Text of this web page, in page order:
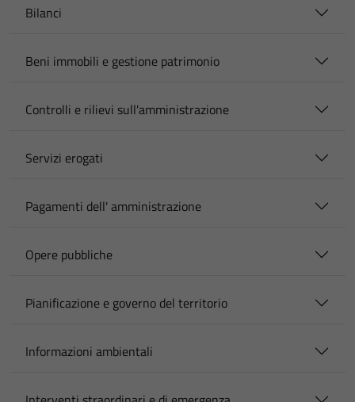
Bilanci
Beni immobili e gestione patrimonio
Controlli e rilievi sull'amministrazione
Servizi erogati
Pagamenti dell' amministrazione
Opere pubbliche
Pianificazione e governo del territorio
Informazioni ambientali